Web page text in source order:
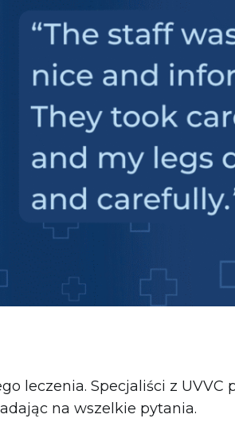
leczenia. Specjaliści z UVVC
na wszelkie pytania.